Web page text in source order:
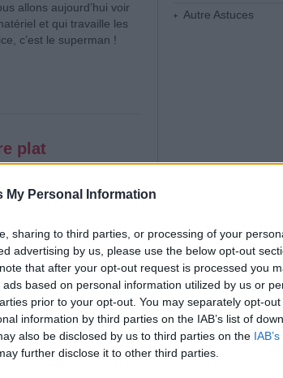
My Personal Information
sharing to third parties, or processing of your
advertising by us, please use the below opt-out
that after your opt-out request is processed you
based on personal information utilized by us or
prior to your opt-out. You may separately opt-
information by third parties on the IAB’s list of
also be disclosed by us to third parties on the
further disclose it to other third parties.
allons aujourd’hui voir
et qui travaille les
c’est le superman !
plat
une silhouette
de rêver d’avoir un ventre
dans cette quête,
Autre Astuces